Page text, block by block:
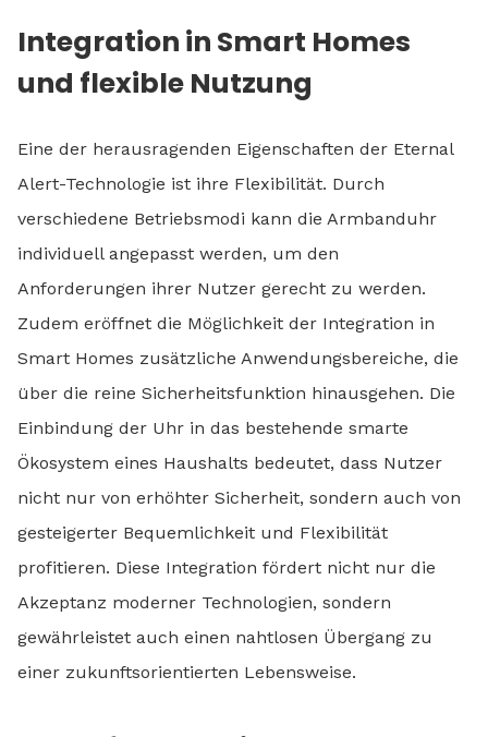
Integration in Smart Homes
und flexible Nutzung
Eine der herausragenden Eigenschaften der Eternal
Alert-Technologie ist ihre Flexibilität. Durch
verschiedene Betriebsmodi kann die Armbanduhr
individuell angepasst werden, um den
Anforderungen ihrer Nutzer gerecht zu werden.
Zudem eröffnet die Möglichkeit der Integration in
Smart Homes zusätzliche Anwendungsbereiche, die
über die reine Sicherheitsfunktion hinausgehen. Die
Einbindung der Uhr in das bestehende smarte
Ökosystem eines Haushalts bedeutet, dass Nutzer
nicht nur von erhöhter Sicherheit, sondern auch von
gesteigerter Bequemlichkeit und Flexibilität
profitieren. Diese Integration fördert nicht nur die
Akzeptanz moderner Technologien, sondern
gewährleistet auch einen nahtlosen Übergang zu
einer zukunftsorientierten Lebensweise.